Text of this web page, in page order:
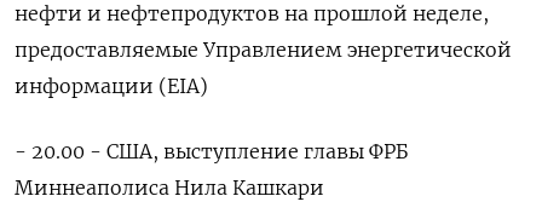
нефти и нефтепродуктов на прошлой неделе,
предоставляемые Управлением энергетической
информации (EIA)
- 20.00 - США, выступление главы ФРБ
Миннеаполиса ‍Нила Кашкари